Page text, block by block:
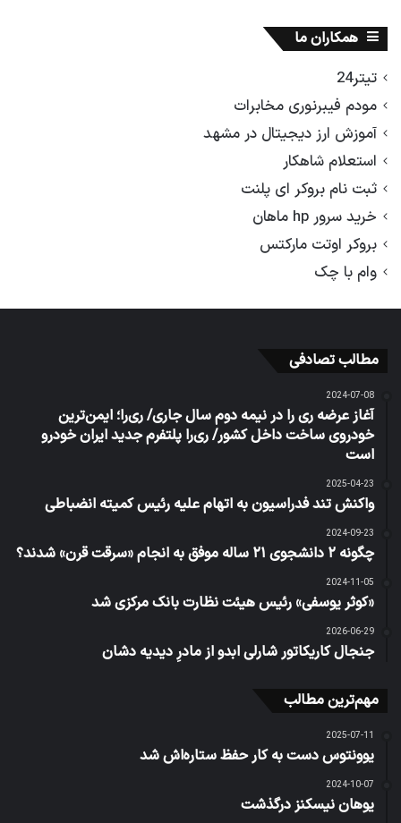
همکاران ما
تیتر24
مودم فیبرنوری مخابرات
آموزش ارز دیجیتال در مشهد
استعلام شاهکار
ثبت نام بروکر ای پلنت
خرید سرور hp ماهان
بروکر اوتت مارکتس
وام با چک
مطالب تصادفی
2024-07-08
آغاز عرضه ری را در نیمه دوم سال جاری/ ری‌را؛ ایمن‌ترین
خودروی ساخت داخل کشور/ ری‌را پلتفرم جدید ایران خودرو
است
2025-04-23
واکنش تند فدراسیون به اتهام علیه رئیس کمیته انضباطی
2024-09-23
چگونه ۲ دانشجوی ۲۱ ساله موفق به انجام «سرقت قرن» شدند؟
2024-11-05
«کوثر یوسفی» رئیس هیئت نظارت بانک مرکزی شد
2026-06-29
جنجال کاریکاتور شارلی ابدو از مادرِ دیدیه دشان
مهم‌ترین مطالب
2025-07-11
یوونتوس دست به کار حفظ ستاره‌اش شد
2024-10-07
یوهان نیسکنز درگذشت